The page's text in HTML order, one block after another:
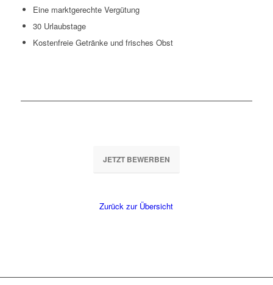
Eine marktgerechte Vergütung
30 Urlaubstage
Kostenfreie Getränke und frisches Obst
JETZT BEWERBEN
Zurück zur Übersicht